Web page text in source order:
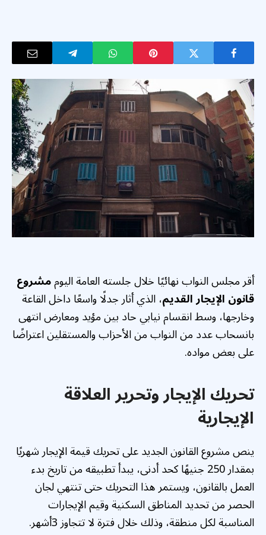
أقر مجلس النواب نهائيًا خلال جلسته العامة اليوممشروع
قانون الإيجار القديم، الذي أثار جدلًا واسعًا داخل القاعة
وخارجها، وسط انقسام نيابي حاد بين مؤيد ومعارض انتهى
بانسحاب عدد من النواب من الأحزاب والمستقلين اعتراضًا
على بعض مواده.
تحريك الإيجار وتحرير العلاقة
الإيجارية
ينص مشروع القانون الجديد على تحريك قيمة الإيجار شهريًا
بمقدار 250 جنيهًا كحد أدنى، يبدأ تطبيقه من تاريخ بدء
العمل بالقانون، ويستمر هذا التحريك حتى تنتهي لجان
الحصر من تحديد المناطق السكنية وقيم الإيجارات
المناسبة لكل منطقة، وذلك خلال فترة لا تتجاوز 3أشهر.